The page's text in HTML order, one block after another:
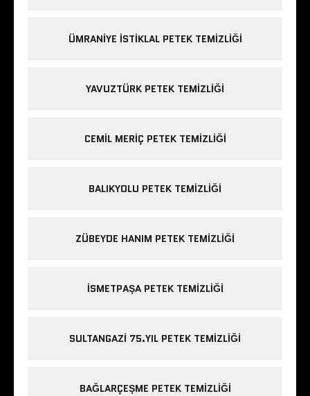
ÜMRANIYE ISTIKLAL PETEK TEMIZLIĞI
YAVUZTÜRK PETEK TEMIZLIĞI
CEMIL MERIÇ PETEK TEMIZLIĞI
BALIKYOLU PETEK TEMIZLIĞI
ZÜBEYDE HANIM PETEK TEMIZLIĞI
ISMETPAŞA PETEK TEMIZLIĞI
SULTANGAZI 75.YIL PETEK TEMIZLIĞI
BAĞLARÇEŞME PETEK TEMIZLIĞI